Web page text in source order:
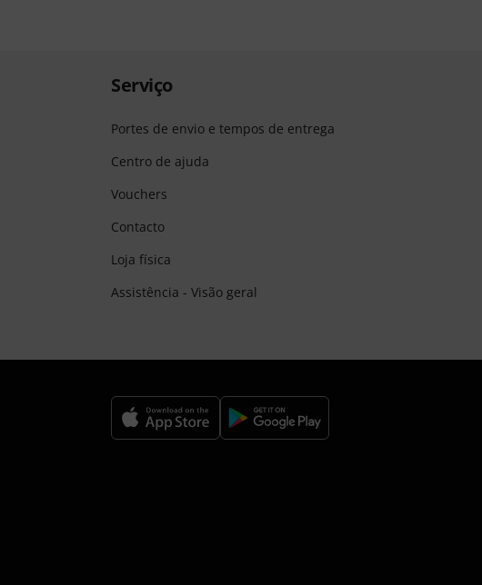
Serviço
Portes de envio e tempos de entrega
Centro de ajuda
Vouchers
Contacto
Loja física
Assistência - Visão geral